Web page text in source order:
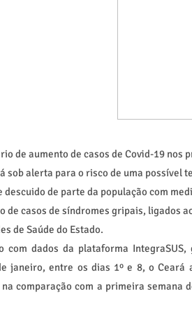
de aumento de casos de Covid-19 nos
sob alerta para o risco de uma possível
descuido de parte da população com
de casos de síndromes gripais, ligados
de Saúde do Estado.
com dados da plataforma
janeiro, entre os dias 1º e 8, o
na comparação com a primeira